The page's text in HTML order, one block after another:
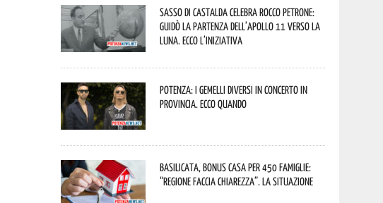
Sasso di Castalda celebra Rocco Petrone:
guidò la partenza dell’Apollo 11 verso la
Luna. Ecco l’iniziativa
Potenza: i Gemelli DiVersi in concerto in
provincia. Ecco quando
Basilicata, Bonus casa per 450 famiglie:
“Regione faccia chiarezza”. La situazione